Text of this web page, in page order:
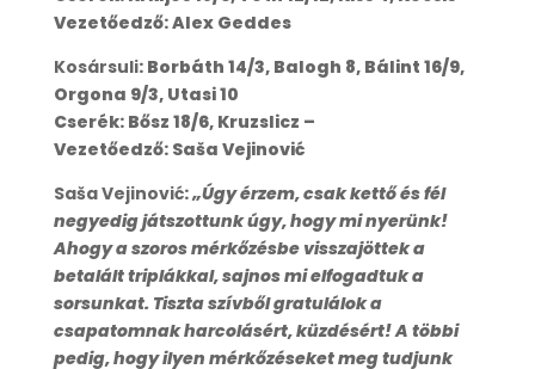
Vezetőedző: Alex Geddes
Kosársuli: Borbáth 14/3, Balogh 8, Bálint 16/9,
Orgona 9/3, Utasi 10
Cserék: Bősz 18/6, Kruzslicz –
Vezetőedző: Saša Vejinović
Saša Vejinović:„Úgy érzem, csak kettő és fél
negyedig játszottunk úgy, hogy mi nyerünk!
Ahogy a szoros mérkőzésbe visszajöttek a
betalált triplákkal, sajnos mi elfogadtuk a
sorsunkat. Tiszta szívből gratulálok a
csapatomnak harcolásért, küzdésért! A többi
pedig, hogy ilyen mérkőzéseket meg tudjunk